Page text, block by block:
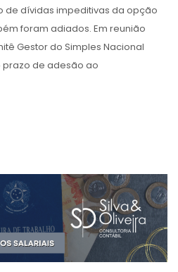
de dívidas impeditivas da opção
foram adiados. Em reunião
Gestor do Simples Nacional
prazo de adesão ao